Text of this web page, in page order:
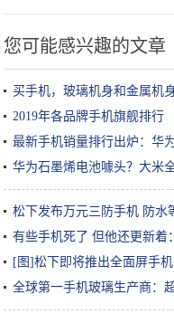
您可能感兴趣的文章
买手机，玻璃机身和金属机
2019年各品牌手机旗舰排行
最新手机销量排行出炉：华
华为石墨烯电池噱头？大米
松下发布万元三防手机 防水
有些手机死了 但他还更新着
[图]松下即将推出全面屏手
全球第一手机玻璃生产商：